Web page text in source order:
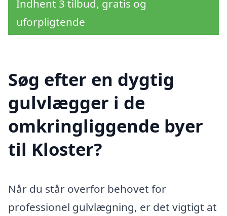
Indhent 3 tilbud, gratis og
uforpligtende
Søg efter en dygtig
gulvlægger i de
omkringliggende byer
til Kloster?
Når du står overfor behovet for
professionel gulvlægning, er det vigtigt at